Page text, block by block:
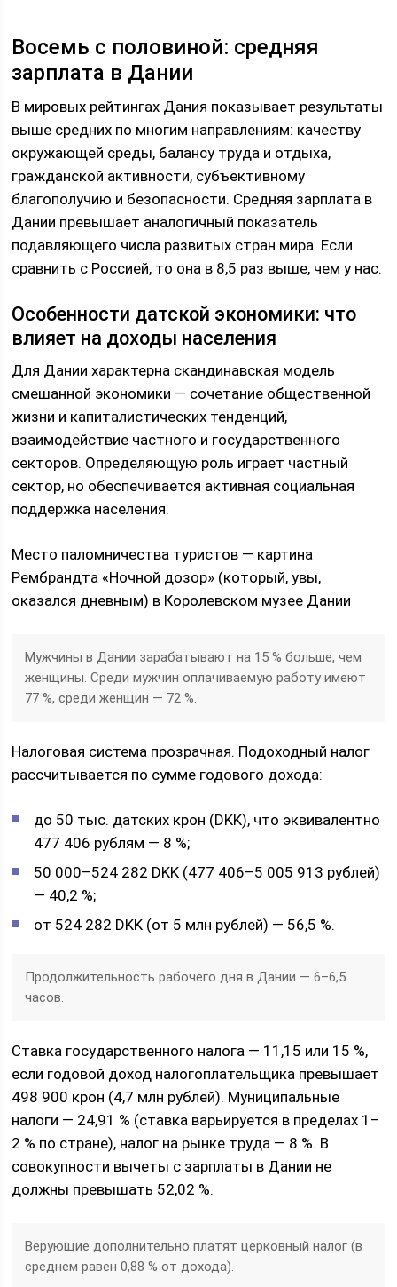
Восемь с половиной: средняя
зарплата в Дании
В мировых рейтингах Дания показывает результаты
выше средних по многим направлениям: качеству
окружающей среды, балансу труда и отдыха,
гражданской активности, субъективному
благополучию и безопасности. Средняя зарплата в
Дании превышает аналогичный показатель
подавляющего числа развитых стран мира. Если
сравнить с Россией, то она в 8,5 раз выше, чем у нас.
Особенности датской экономики: что
влияет на доходы населения
Для Дании характерна скандинавская модель
смешанной экономики — сочетание общественной
жизни и капиталистических тенденций,
взаимодействие частного и государственного
секторов. Определяющую роль играет частный
сектор, но обеспечивается активная социальная
поддержка населения.
Место паломничества туристов — картина
Рембрандта «Ночной дозор» (который, увы,
оказался дневным) в Королевском музее Дании
Мужчины в Дании зарабатывают на 15 % больше, чем
женщины. Среди мужчин оплачиваемую работу имеют
77 %, среди женщин — 72 %.
Налоговая система прозрачная. Подоходный налог
рассчитывается по сумме годового дохода:
до 50 тыс. датских крон (DKK), что эквивалентно
477 406 рублям — 8 %;
50 000–524 282 DKK (477 406–5 005 913 рублей)
— 40,2 %;
от 524 282 DKK (от 5 млн рублей) — 56,5 %.
Продолжительность рабочего дня в Дании — 6–6,5
часов.
Ставка государственного налога — 11,15 или 15 %,
если годовой доход налогоплательщика превышает
498 900 крон (4,7 млн рублей). Муниципальные
налоги — 24,91 % (ставка варьируется в пределах 1–
2 % по стране), налог на рынке труда — 8 %. В
совокупности вычеты с зарплаты в Дании не
должны превышать 52,02 %.
Верующие дополнительно платят церковный налог (в
среднем равен 0,88 % от дохода).